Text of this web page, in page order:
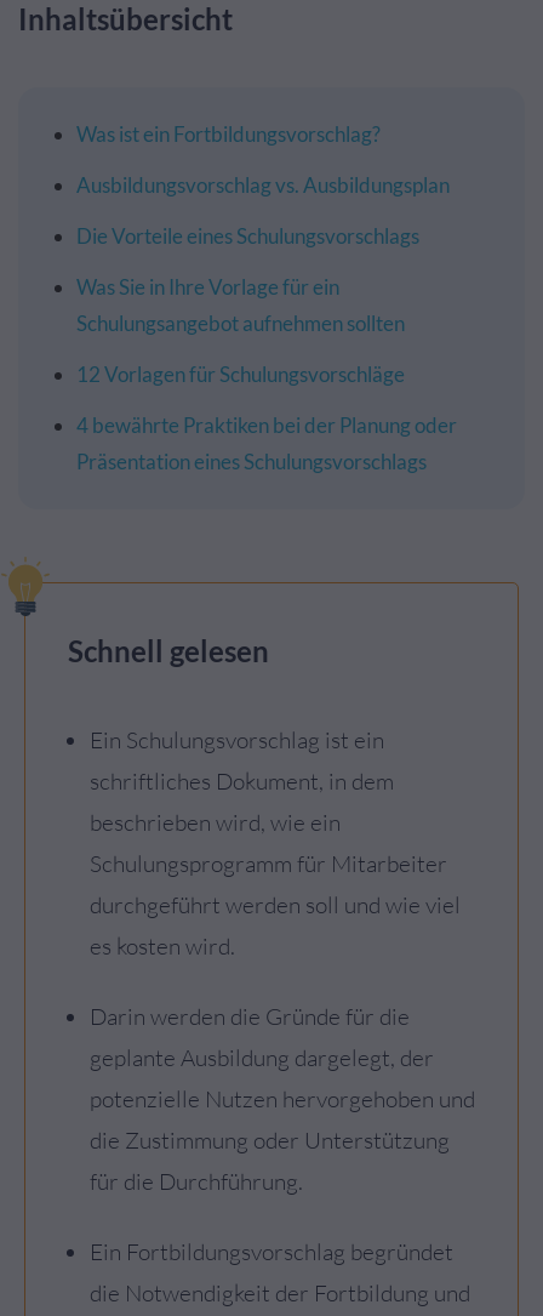
Inhaltsübersicht
Was ist ein Fortbildungsvorschlag?
Ausbildungsvorschlag vs. Ausbildungsplan
Die Vorteile eines Schulungsvorschlags
Was Sie in Ihre Vorlage für ein
Schulungsangebot aufnehmen sollten
12 Vorlagen für Schulungsvorschläge
4 bewährte Praktiken bei der Planung oder
Präsentation eines Schulungsvorschlags
Schnell gelesen
Ein Schulungsvorschlag ist ein
schriftliches Dokument, in dem
beschrieben wird, wie ein
Schulungsprogramm für Mitarbeiter
durchgeführt werden soll und wie viel
es kosten wird.
Darin werden die Gründe für die
geplante Ausbildung dargelegt, der
potenzielle Nutzen hervorgehoben und
die Zustimmung oder Unterstützung
für die Durchführung.
Ein Fortbildungsvorschlag begründet
die Notwendigkeit der Fortbildung und